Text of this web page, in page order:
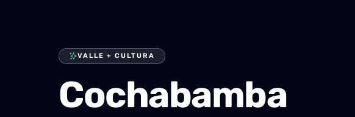
VALLE + CULTURA
Cochabamba